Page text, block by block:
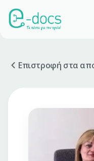
Επιστροφή στα